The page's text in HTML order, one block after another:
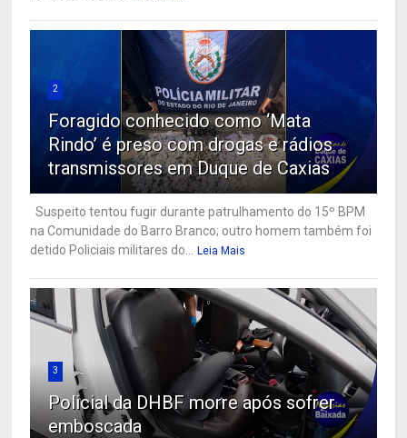
2
Foragido conhecido como ‘Mata
Rindo’ é preso com drogas e rádios
transmissores em Duque de Caxias
Suspeito tentou fugir durante patrulhamento do 15º BPM
na Comunidade do Barro Branco; outro homem também foi
detido Policiais militares do...
Leia Mais
3
Policial da DHBF morre após sofrer
emboscada